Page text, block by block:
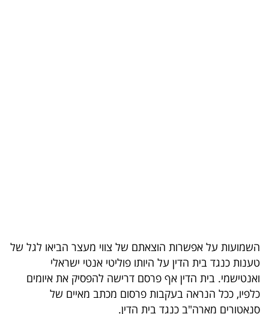
המילון
הכלכלי
פודקאסט
השמועות על אפשרות הוצאתם של צווי מעצר הביאו לגל של
טענות כנגד בית הדין על היותו פוליטי אנטי ישראלי
ואנטישמי. בית הדין אף פרסם דרישה להפסיק את איומים
כלפיו, ככל הנראה בעקבות פרסום מכתב מאיים של
סנאטורים מארה"ב כנגד בית הדין.